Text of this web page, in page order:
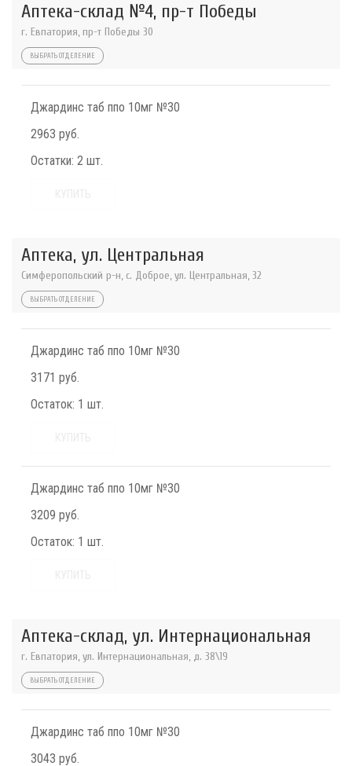
Аптека-склад №4, пр-т Победы
г. Евпатория, пр-т Победы 30
ВЫБРАТЬ ОТДЕЛЕНИЕ
Джардинс таб ппо 10мг №30
2963 руб.
Остатки: 2 шт.
Аптека, ул. Центральная
Симферопольский р-н, с. Доброе, ул. Центральная, 32
ВЫБРАТЬ ОТДЕЛЕНИЕ
Джардинс таб ппо 10мг №30
3171 руб.
Остаток: 1 шт.
Джардинс таб ппо 10мг №30
3209 руб.
Остаток: 1 шт.
Аптека-склад, ул. Интернациональная
г. Евпатория, ул. Интернациональная, д. 38\19
ВЫБРАТЬ ОТДЕЛЕНИЕ
Джардинс таб ппо 10мг №30
3043 руб.